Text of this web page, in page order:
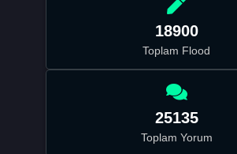
18900
Toplam Flood
25135
Toplam Yorum